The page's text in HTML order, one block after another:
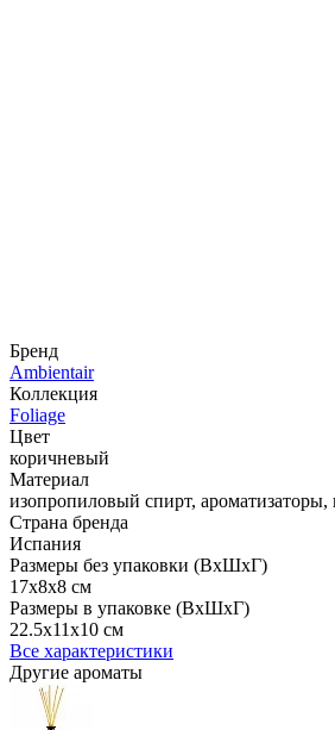
Бренд
Ambientair
Коллекция
Foliage
Цвет
коричневый
Материал
изопропиловый спирт, ароматизаторы,
Страна бренда
Испания
Размеры без упаковки (ВхШхГ)
17x8x8 см
Размеры в упаковке (ВхШхГ)
22.5x11x10 см
Все характеристики
Другие ароматы